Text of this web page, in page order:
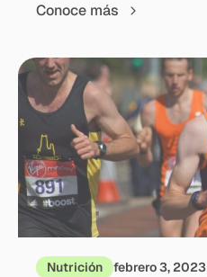
Conoce más
Nutrición febrero 3, 2023